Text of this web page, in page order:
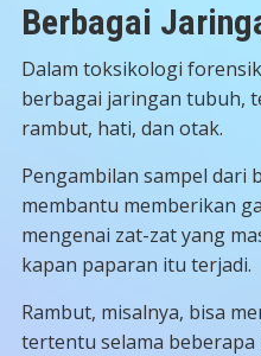
Berbagai
Dalam toksikologi
berbagai jaringan tubuh,
rambut, hati, dan otak.
Pengambilan sampel dari
membantu memberikan
mengenai zat-zat yang
kapan paparan itu terjadi.
Rambut, misalnya, bisa
tertentu selama